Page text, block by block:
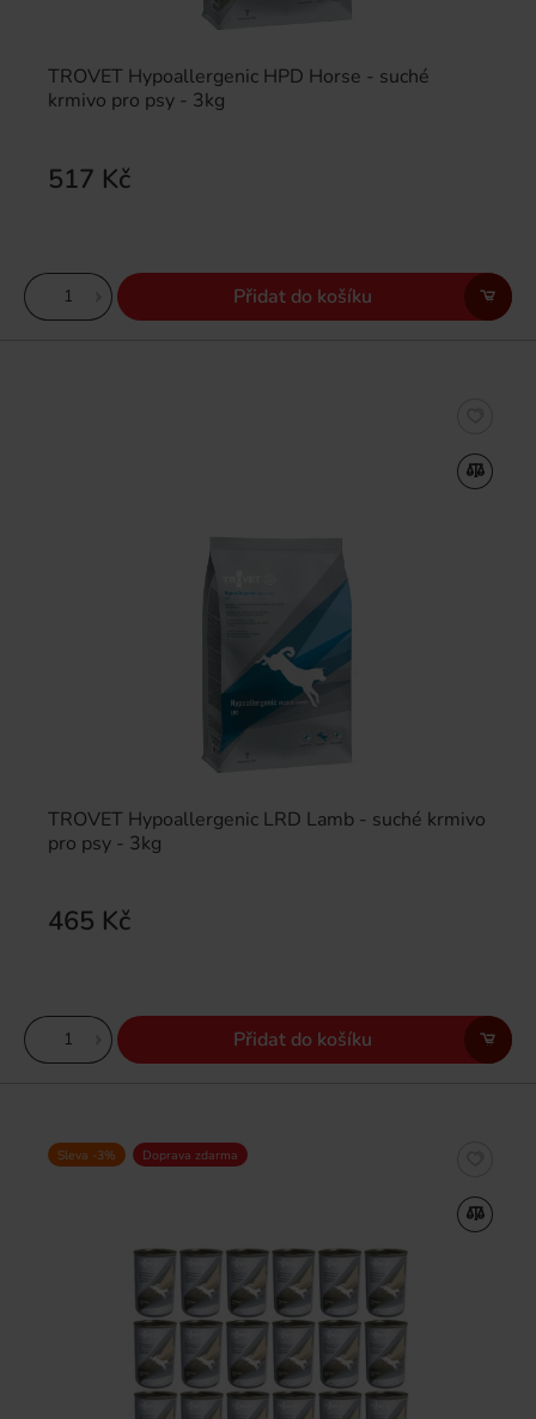
TROVET Hypoallergenic HPD Horse - suché
krmivo pro psy - 3kg
517 Kč
Přidat do košíku
TROVET Hypoallergenic LRD Lamb - suché krmivo
pro psy - 3kg
465 Kč
Přidat do košíku
Sleva -3% Doprava zdarma